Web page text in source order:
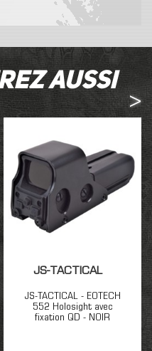
aussi
JS-TACTICAL
JS-TACTICAL - EOTECH
552 Holosight avec
fixation QD - NOIR